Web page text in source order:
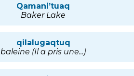
Qamani’tuaq
Baker Lake
qilalugaqtuq
baleine (Il a pris une...)